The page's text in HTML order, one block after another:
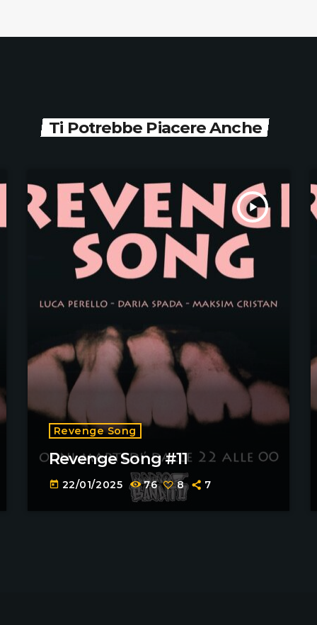
Ti Potrebbe Piacere Anche
play_arrow
Revenge Song
Revenge Song #11
today 22/01/2025 76 8 7